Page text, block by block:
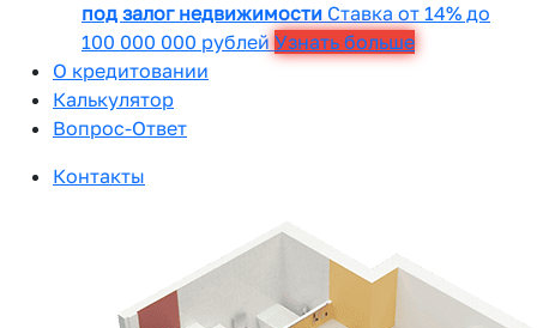
под залог недвижимости Ставка от 14% до
100 000 000 рублей Узнать больше
О кредитовании
Калькулятор
Вопрос-Ответ
Контакты